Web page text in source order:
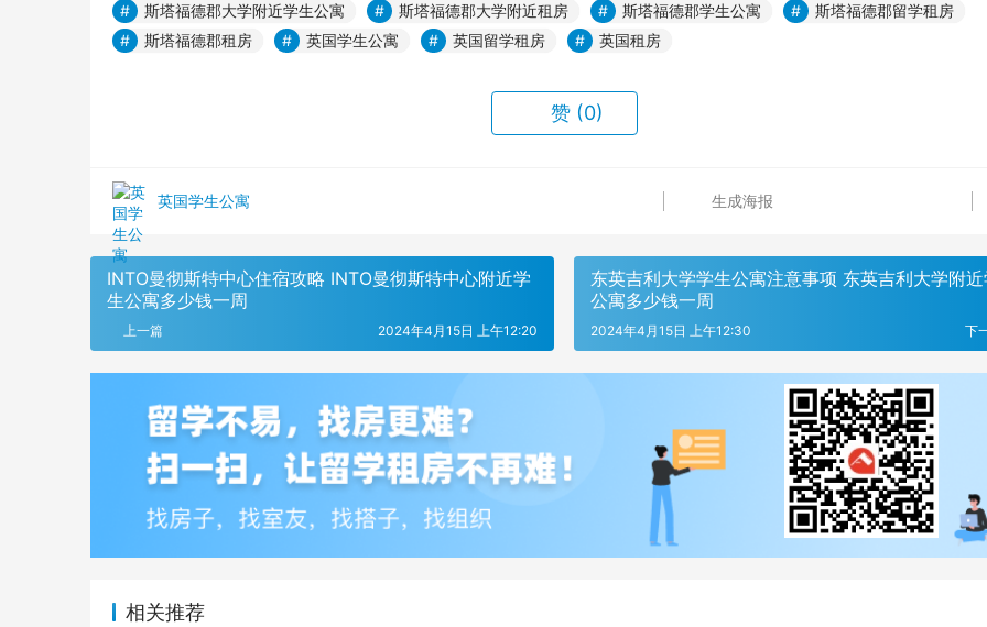
斯塔福德郡大学附近学生公寓 斯塔福德郡大学附近租房 斯塔福德郡学生公寓
斯塔福德郡留学租房
斯塔福德郡租房
英国学生公寓 英国留学租房 英国租房
赞 (0)
英国学生公寓 生成海报
INTO曼彻斯特中心住宿攻略 INTO曼彻斯特中心附近学
生公寓多少钱一周
上一篇 2024年4月15日 上午12:20
东英吉利大学学生公寓注意事项 东英吉利大学附近
公寓多少钱一周
下
2024年4月15日 上午12:30
相关推荐